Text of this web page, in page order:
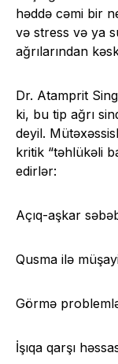
həddə cəmi bir
və stress və ya
ağrılarından
Dr. Atamprit
ki, bu tip ağrı
deyil.
kritik “təhlükəli
edirlər:
Açıq-aşkar
Qusma ilə
Görmə
İşıqa qarşı